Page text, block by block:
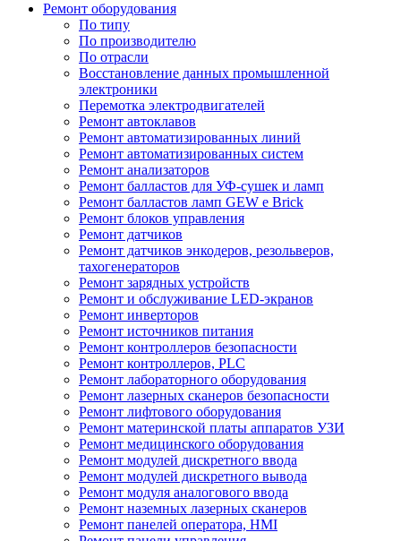
Ремонт оборудования
По типу
По производителю
По отрасли
Восстановление данных промышленной
электроники
Перемотка электродвигателей
Ремонт автоклавов
Ремонт автоматизированных линий
Ремонт автоматизированных систем
Ремонт анализаторов
Ремонт балластов для УФ-сушек и ламп
Ремонт балластов ламп GEW e Brick
Ремонт блоков управления
Ремонт датчиков
Ремонт датчиков энкодеров, резольверов,
тахогенераторов
Ремонт зарядных устройств
Ремонт и обслуживание LED-экранов
Ремонт инверторов
Ремонт источников питания
Ремонт контроллеров безопасности
Ремонт контроллеров, PLC
Ремонт лабораторного оборудования
Ремонт лазерных сканеров безопасности
Ремонт лифтового оборудования
Ремонт материнской платы аппаратов УЗИ
Ремонт медицинского оборудования
Ремонт модулей дискретного ввода
Ремонт модулей дискретного вывода
Ремонт модуля аналогового ввода
Ремонт наземных лазерных сканеров
Ремонт панелей оператора, HMI